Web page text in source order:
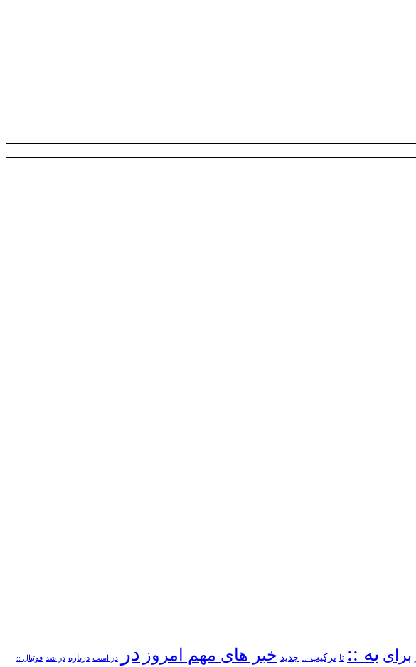
برای به :: تا ترکیب :: جدید خبر های مهم امروز در در است درباره در شد فوتبال ::